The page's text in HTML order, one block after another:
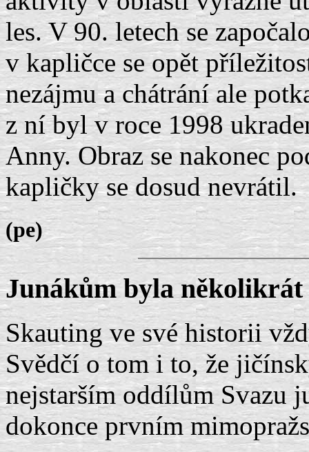
les. V 90. letech se
v kapličce se opět
nezájmu a chátrání ale
z ní byl v roce 1998
Anny. Obraz se nakonec
kapličky se dosud nevrátil.
(pe)
Junákům byla
Skauting ve své historii
Svědčí o tom i to, že
nejstarším oddílům Svazu
dokonce prvním